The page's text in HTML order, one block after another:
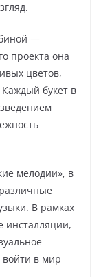
—
проекта она
цветов,
букет в
мелодии», в
В рамках
инсталляции,
войти в мир